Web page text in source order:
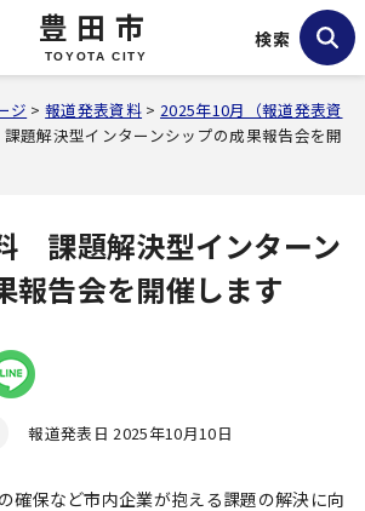
豊田市
TOYOTA CITY
検索
ジ >報道発表資料 >2025年10月（報道発表資
題解決型インターンシップの成果報告会を開
課題解決型インターン
報告会を開催します
報道発表日 2025年10月10日
確保など市内企業が抱える課題の解決に向